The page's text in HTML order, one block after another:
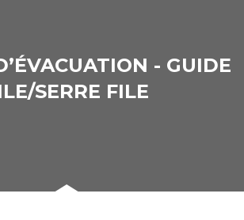
- GUIDE
SERRE FILE